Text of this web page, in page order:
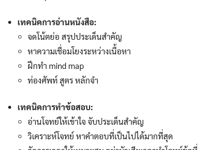
เทคนิคการอ่านหนังสือ:
จดโน้ตย่อ สรุปประเด็นสำคัญ
หาความเชื่อมโยงระหว่างเนื้อหา
ฝึกทำ mind map
ท่องศัพท์ สูตร หลักจำ
เทคนิคการทำข้อสอบ:
อ่านโจทย์ให้เข้าใจ จับประเด็นสำคัญ
วิเคราะห์โจทย์ หาคำตอบที่เป็นไปได้มากที่สุด